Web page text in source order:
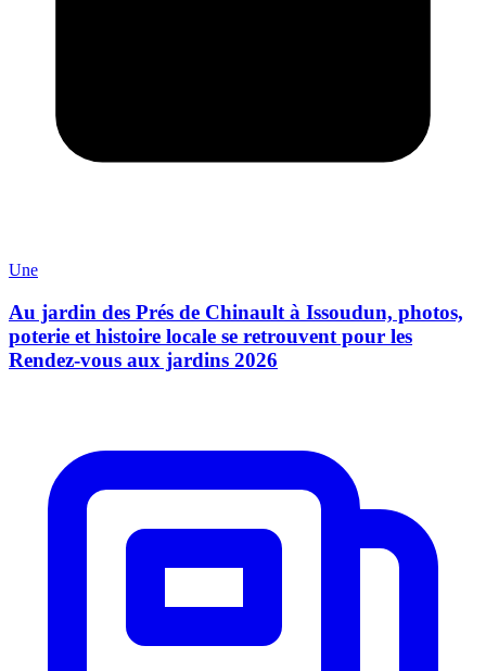
Une
Au jardin des Prés de Chinault à Issoudun, photos,
poterie et histoire locale se retrouvent pour les
Rendez-vous aux jardins 2026